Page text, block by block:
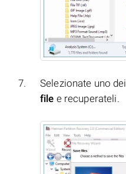
Selezionate uno dei
file e recuperateli.